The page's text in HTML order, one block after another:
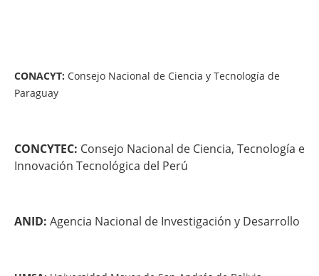
CONACYT: Consejo Nacional de Ciencia y Tecnología de
Paraguay
CONCYTEC: Consejo Nacional de Ciencia, Tecnología e
Innovación Tecnológica del Perú
ANID: Agencia Nacional de Investigación y Desarrollo